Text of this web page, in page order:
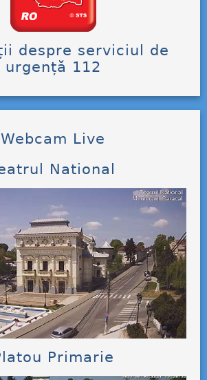
despre serviciul de
urgență 112
Webcam Live
National
Primarie